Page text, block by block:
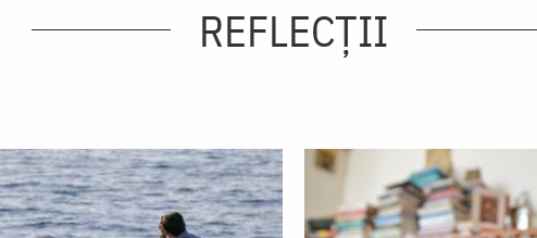
REFLECȚII